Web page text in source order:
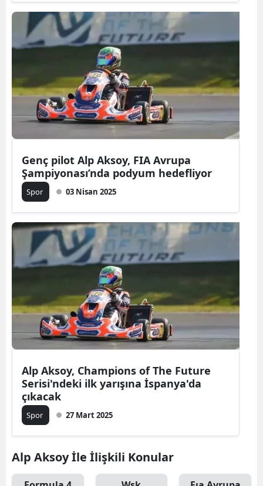
Genç pilot Alp Aksoy, FIA Avrupa
Şampiyonası’nda podyum hedefliyor
Spor 03 Nisan 2025
Alp Aksoy, Champions of The Future
Serisi'ndeki ilk yarışına İspanya'da
çıkacak
Spor 27 Mart 2025
Alp Aksoy İle İlişkili Konular